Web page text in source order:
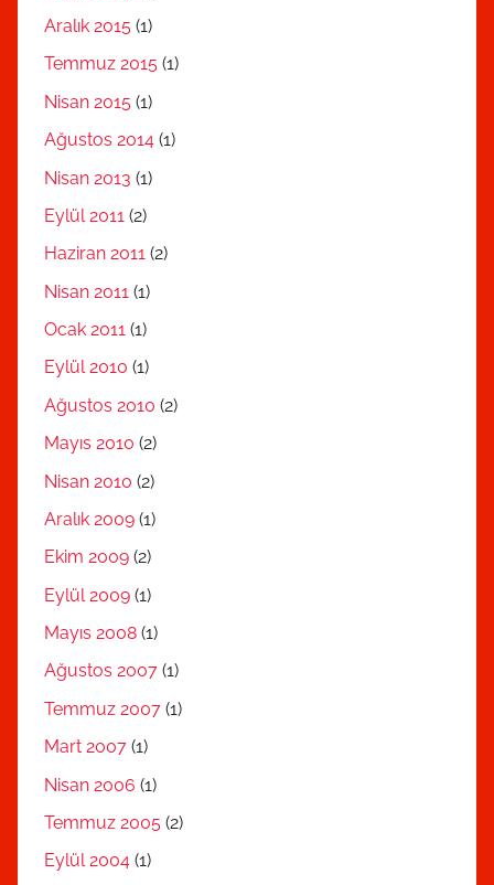
Aralık 2015 (1)
Temmuz 2015 (1)
Nisan 2015 (1)
Ağustos 2014 (1)
Nisan 2013 (1)
Eylül 2011 (2)
Haziran 2011 (2)
Nisan 2011 (1)
Ocak 2011 (1)
Eylül 2010 (1)
Ağustos 2010 (2)
Mayıs 2010 (2)
Nisan 2010 (2)
Aralık 2009 (1)
Ekim 2009 (2)
Eylül 2009 (1)
Mayıs 2008 (1)
Ağustos 2007 (1)
Temmuz 2007 (1)
Mart 2007 (1)
Nisan 2006 (1)
Temmuz 2005 (2)
Eylül 2004 (1)